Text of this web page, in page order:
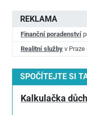
REKLAMA
Finanční poradenství
Realitní služby v
SPOČÍTEJTE SI
Kalkulačka